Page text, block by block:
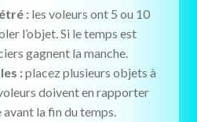
:les voleurs ont 5 ou 10
l’objet. Si le temps est
gagnent la manche.
:placez plusieurs objets à
doivent en rapporter
la fin du temps.